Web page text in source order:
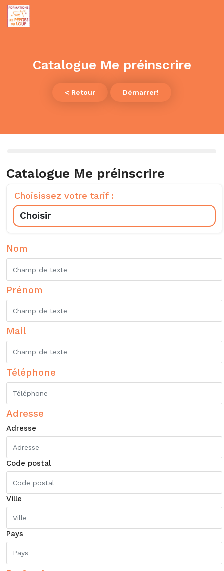
Catalogue Me préinscrire
< Retour Démarrer!
Catalogue Me préinscrire
Choisissez votre tarif :
Nom
Prénom
Mail
Téléphone
Adresse
Adresse
Code postal
Ville
Pays